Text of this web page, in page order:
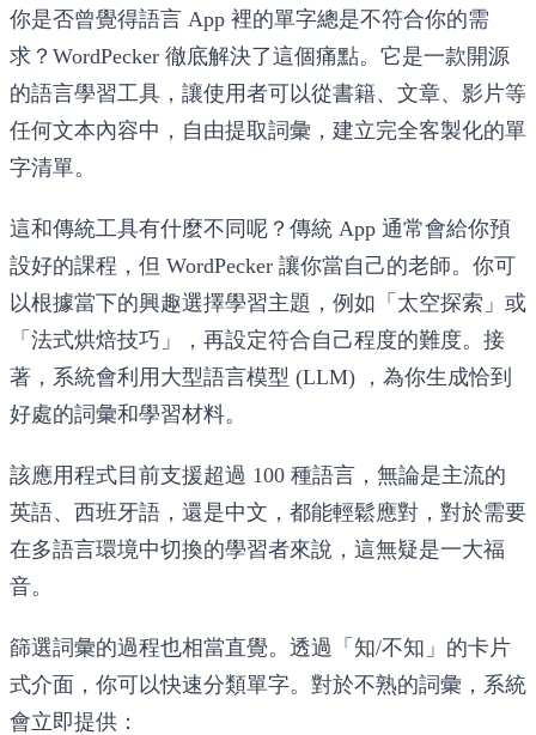
你是否曾覺得語言 App 裡的單字總是不符合你的需
求？WordPecker 徹底解決了這個痛點。它是一款開源
的語言學習工具，讓使用者可以從書籍、文章、影片等
任何文本內容中，自由提取詞彙，建立完全客製化的單
字清單。
這和傳統工具有什麼不同呢？傳統 App 通常會給你預
設好的課程，但 WordPecker 讓你當自己的老師。你可
以根據當下的興趣選擇學習主題，例如「太空探索」或
「法式烘焙技巧」，再設定符合自己程度的難度。接
著，系統會利用大型語言模型 (LLM) ，為你生成恰到
好處的詞彙和學習材料。
該應用程式目前支援超過 100 種語言，無論是主流的
英語、西班牙語，還是中文，都能輕鬆應對，對於需要
在多語言環境中切換的學習者來說，這無疑是一大福
音。
篩選詞彙的過程也相當直覺。透過「知/不知」的卡片
式介面，你可以快速分類單字。對於不熟的詞彙，系統
會立即提供：